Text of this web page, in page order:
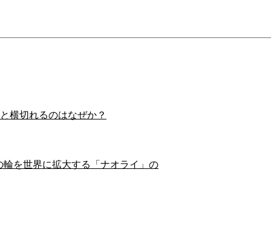
横切れるのはなぜか？
を世界に拡大する「ナオライ」の